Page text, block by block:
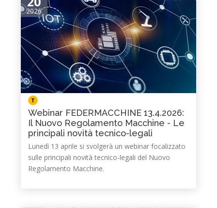
2026
T
Webinar FEDERMACCHINE 13.4.2026:
Il Nuovo Regolamento Macchine - Le
principali novità tecnico-legali
Lunedì 13 aprile si svolgerà un webinar focalizzato
sulle principali novità tecnico-legali del Nuovo
Regolamento Macchine.